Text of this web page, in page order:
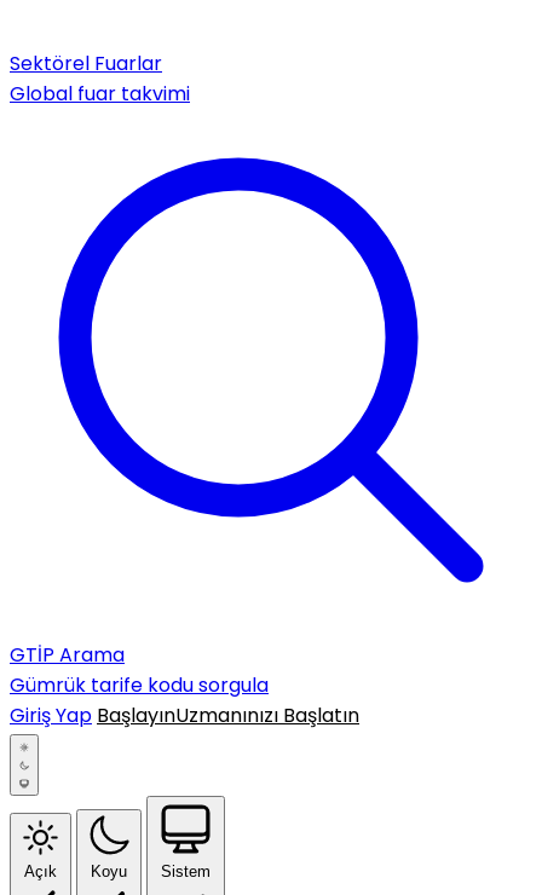
Sektörel Fuarlar
Global fuar takvimi
GTİP Arama
Gümrük tarife kodu sorgula
Giriş Yap BaşlayınUzmanınızı Başlatın
Açık Koyu Sistem